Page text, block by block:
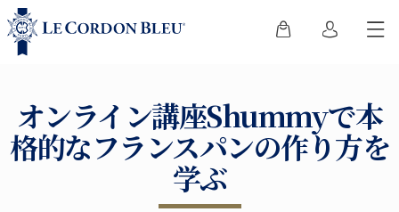
オンライン講座Shummyで本
格的なフランスパンの作り方を
学ぶ